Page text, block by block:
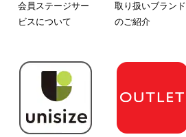
会員ステージサー
ビスについて
取り扱いブランド
のご紹介